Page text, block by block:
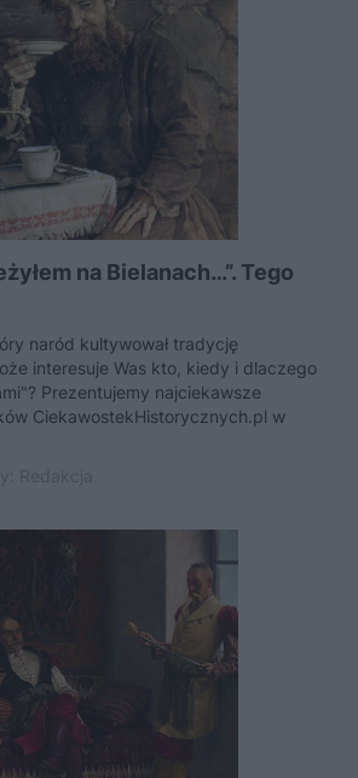
na Bielanach…”. Tego
naród kultywował tradycję
interesuje Was kto, kiedy i dlaczego
Prezentujemy najciekawsze
CiekawostekHistorycznych.pl w